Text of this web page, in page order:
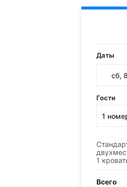
Даты
Гости
1
1
Всего